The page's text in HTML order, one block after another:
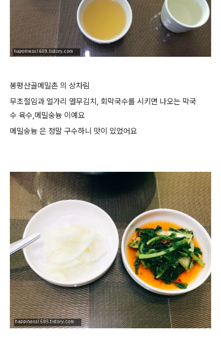
봉평산골메밀촌 의 상차림
무초절임과 얼가리 열무김치, 회막국수를 시키면 나오는 막국
수 육수,메밀숭늉 이예요
메밀숭늉 은 정말 구수하니 맛이 있었어요